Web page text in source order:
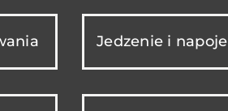
Jedzenie i napoje